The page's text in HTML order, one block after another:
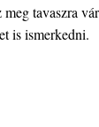
tavaszra
is ismerkedni.